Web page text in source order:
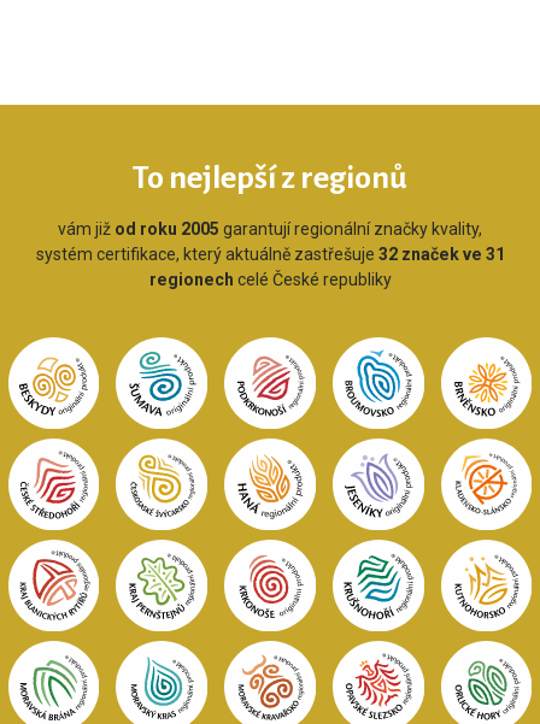
To nejlepší z regionů
vám již od roku 2005 garantují regionální značky kvality,
systém certifikace, který aktuálně zastřešuje 32 značek ve 31
regionech celé České republiky